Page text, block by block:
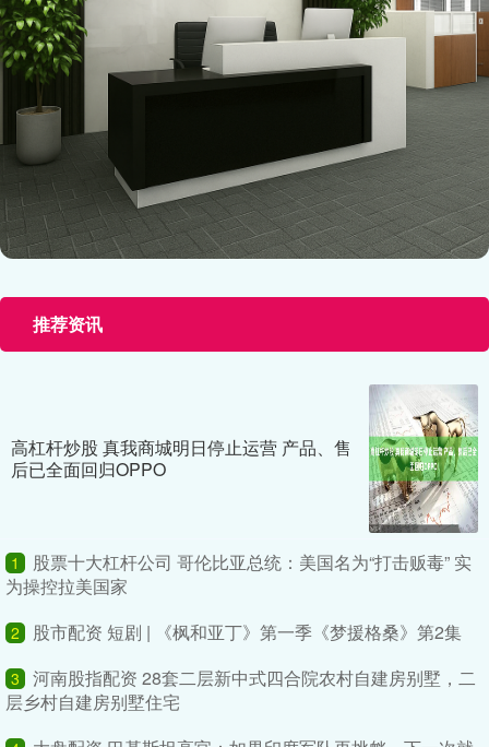
推荐资讯
高杠杆炒股 真我商城明日停止运营 产品、售
后已全面回归OPPO
1
股票十大杠杆公司 哥伦比亚总统：美国名为“打击贩毒” 实
为操控拉美国家
2 股市配资 短剧 | 《枫和亚丁》第一季《梦援格桑》第2集
3
河南股指配资 28套二层新中式四合院农村自建房别墅，二
层乡村自建房别墅住宅